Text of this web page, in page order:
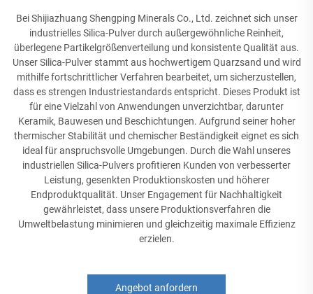
Bei Shijiazhuang Shengping Minerals Co., Ltd. zeichnet sich unser
industrielles Silica-Pulver durch außergewöhnliche Reinheit,
überlegene Partikelgrößenverteilung und konsistente Qualität aus.
Unser Silica-Pulver stammt aus hochwertigem Quarzsand und wird
mithilfe fortschrittlicher Verfahren bearbeitet, um sicherzustellen,
dass es strengen Industriestandards entspricht. Dieses Produkt ist
für eine Vielzahl von Anwendungen unverzichtbar, darunter
Keramik, Bauwesen und Beschichtungen. Aufgrund seiner hoher
thermischer Stabilität und chemischer Beständigkeit eignet es sich
ideal für anspruchsvolle Umgebungen. Durch die Wahl unseres
industriellen Silica-Pulvers profitieren Kunden von verbesserter
Leistung, gesenkten Produktionskosten und höherer
Endproduktqualität. Unser Engagement für Nachhaltigkeit
gewährleistet, dass unsere Produktionsverfahren die
Umweltbelastung minimieren und gleichzeitig maximale Effizienz
erzielen.
Angebot anfordern